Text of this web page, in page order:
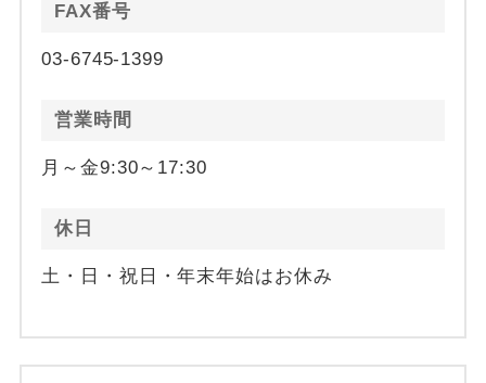
FAX番号
03-6745-1399
営業時間
月～金9:30～17:30
休日
土・日・祝日・年末年始はお休み